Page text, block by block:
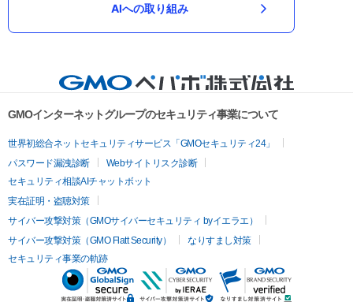
AIへの取り組み
GMOインターネットグループのセキュリティ事業について
世界初総合ネットセキュリティサービス「GMOセキュリティ24」
パスワード漏洩診断
Webサイトリスク診断
セキュリティ相談AIチャットボット
実在証明・盗聴対策
サイバー攻撃対策（GMOサイバーセキュリティ byイエラエ）
サイバー攻撃対策（GMO Flatt Security）
なりすまし対策
セキュリティ事業の軌跡